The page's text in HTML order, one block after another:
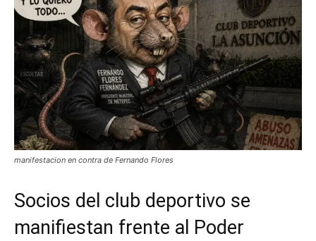
manifestacion en contra de Fernando Flores
Socios del club deportivo se
manifiestan frente al Poder